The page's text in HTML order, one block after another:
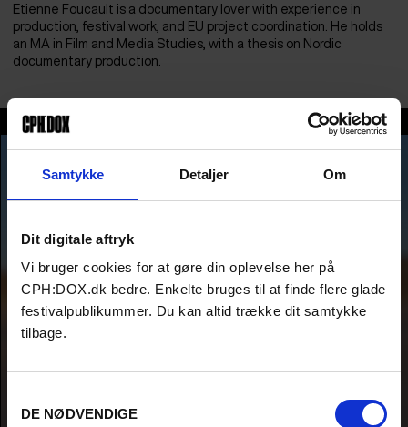
Samtykke Detaljer Om
Dit digitale aftryk
Vi bruger cookies for at gøre din oplevelse her på
CPH:DOX.dk bedre. Enkelte bruges til at finde flere glade
festivalpublikummer. Du kan altid trække dit samtykke
tilbage.
DE NØDVENDIGE
Etienne Foucault is a documentary lover with experience in
production, festival work, and EU project coordination. He holds
an MA in Film and Media Studies, with a thesis on Nordic
documentary production.
Etienne Foucault